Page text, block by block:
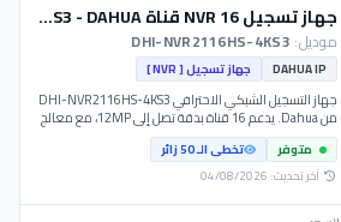
جهاز تسجيل NVR 16 قناة 4K - DHI-NVR2116HS-4KS3 - DAHUA
موديل:
DAHUA IP جهاز تسجيل [ NVR ]
جهاز التسجيل الشبكي الاحترافي DHI-NVR2116HS-4KS3
من Dahua. يدعم 16 قناة بدقة تصل إلى 12MP، مع معالج
صناعي يدعم تقنيات SMD Plus لتقليل التنبيهات الكاذبة.
يتميز بباندويث يصل إلى 144Mbps، ودعم هارد ديسك حتى
20TB، مع مخرجات HDMI 4K لتجربة عرض فائقة الوضوح.
متوفر
تخطى الـ 50 زائر
آخر تحديث: 04/08/2026